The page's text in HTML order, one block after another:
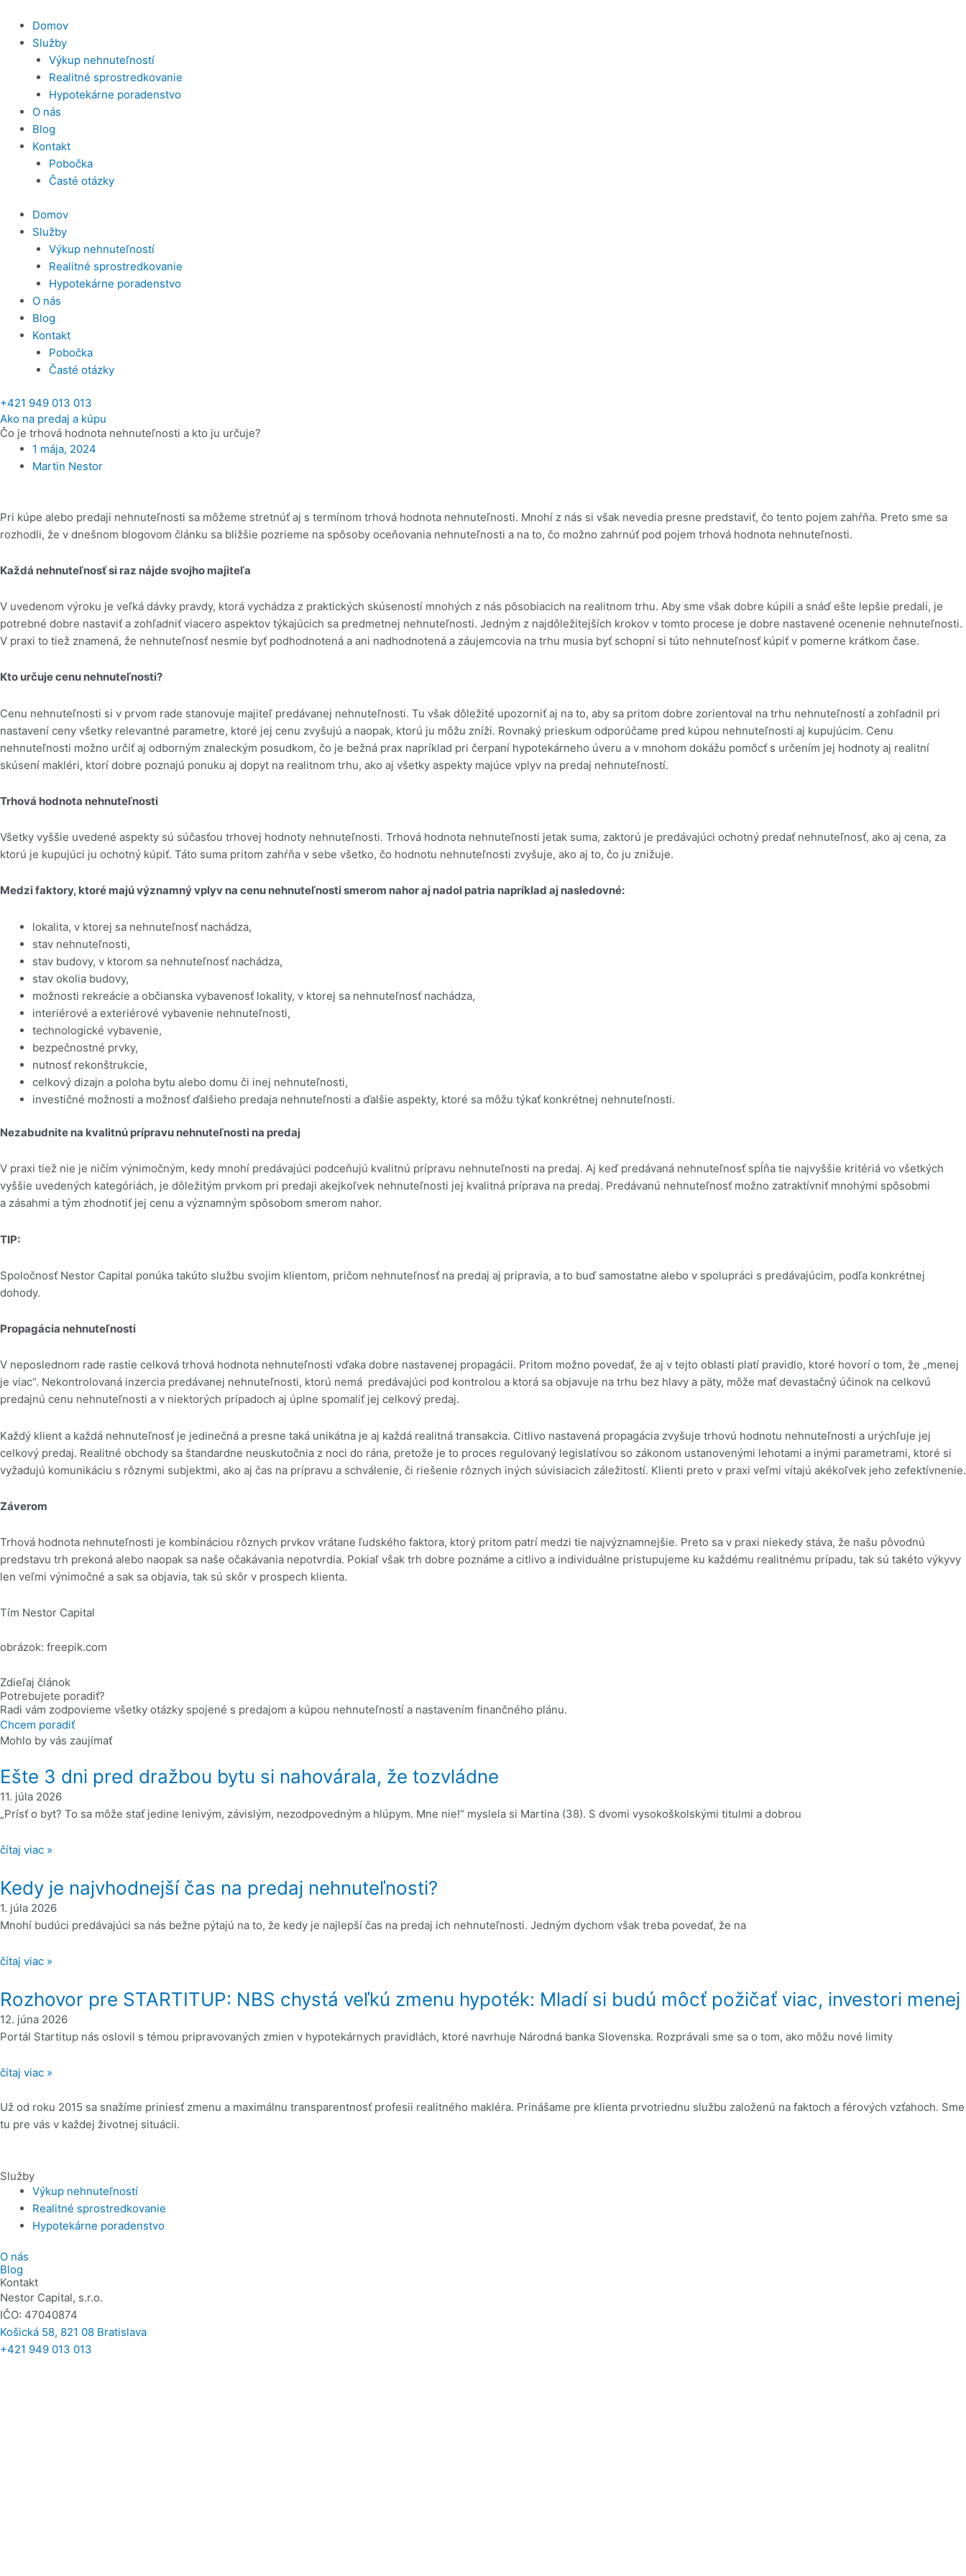
obsah
Domov
Služby
Výkup nehnuteľností
Realitné sprostredkovanie
Hypotekárne poradenstvo
O nás
Blog
Kontakt
Pobočka
Časté otázky
Domov
Služby
Výkup nehnuteľností
Realitné sprostredkovanie
Hypotekárne poradenstvo
O nás
Blog
Kontakt
Pobočka
Časté otázky
+421 949 013 013
Ako na predaj a kúpu
Čo je trhová hodnota nehnuteľnosti a kto ju určuje?
1 mája, 2024
Martin Nestor
Pri kúpe alebo predaji nehnuteľnosti sa môžeme stretnúť aj s termínom trhová hodnota nehnuteľnosti. Mnohí z nás si však nevedia presne predstaviť, čo tento pojem zahŕňa. Preto sme sa
rozhodli, že v dnešnom blogovom článku sa bližšie pozrieme na spôsoby oceňovania nehnuteľnosti a na to, čo možno zahrnúť pod pojem trhová hodnota nehnuteľnosti.
Každá nehnuteľnosť si raz nájde svojho majiteľa
V uvedenom výroku je veľká dávky pravdy, ktorá vychádza z praktických skúseností mnohých z nás pôsobiacich na realitnom trhu. Aby sme však dobre kúpili a snáď ešte lepšie predali, je
potrebné dobre nastaviť a zohľadniť viacero aspektov týkajúcich sa predmetnej nehnuteľnosti. Jedným z najdôležitejších krokov v tomto procese je dobre nastavené ocenenie nehnuteľnosti.
V praxi to tiež znamená, že nehnuteľnosť nesmie byť podhodnotená a ani nadhodnotená a záujemcovia na trhu musia byť schopní si túto nehnuteľnosť kúpiť v pomerne krátkom čase.
Kto určuje cenu nehnuteľnosti?
Cenu nehnuteľnosti si v prvom rade stanovuje majiteľ predávanej nehnuteľnosti. Tu však dôležité upozorniť aj na to, aby sa pritom dobre zorientoval na trhu nehnuteľností a zohľadnil pri
nastavení ceny všetky relevantné parametre, ktoré jej cenu zvyšujú a naopak, ktorú ju môžu zníži. Rovnaký prieskum odporúčame pred kúpou nehnuteľnosti aj kupujúcim. Cenu
nehnuteľnosti možno určiť aj odborným znaleckým posudkom, čo je bežná prax napríklad pri čerpaní hypotekárneho úveru a v mnohom dokážu pomôcť s určením jej hodnoty aj realitní
skúsení makléri, ktorí dobre poznajú ponuku aj dopyt na realitnom trhu, ako aj všetky aspekty majúce vplyv na predaj nehnuteľností.
Trhová hodnota nehnuteľnosti
Všetky vyššie uvedené aspekty sú súčasťou trhovej hodnoty nehnuteľnosti. Trhová hodnota nehnuteľnosti jetak suma, zaktorú je predávajúci ochotný predať nehnuteľnosť, ako aj cena, za
ktorú je kupujúci ju ochotný kúpiť. Táto suma pritom zahŕňa v sebe všetko, čo hodnotu nehnuteľnosti zvyšuje, ako aj to, čo ju znižuje.
Medzi faktory, ktoré majú významný vplyv na cenu nehnuteľnosti smerom nahor aj nadol patria napríklad aj nasledovné:
lokalita, v ktorej sa nehnuteľnosť nachádza,
stav nehnuteľnosti,
stav budovy, v ktorom sa nehnuteľnosť nachádza,
stav okolia budovy,
možnosti rekreácie a občianska vybavenosť lokality, v ktorej sa nehnuteľnosť nachádza,
interiérové a exteriérové vybavenie nehnuteľnosti,
technologické vybavenie,
bezpečnostné prvky,
nutnosť rekonštrukcie,
celkový dizajn a poloha bytu alebo domu či inej nehnuteľnosti,
investičné možnosti a možnosť ďalšieho predaja nehnuteľnosti a ďalšie aspekty, ktoré sa môžu týkať konkrétnej nehnuteľnosti.
Nezabudnite na kvalitnú prípravu nehnuteľnosti na predaj
V praxi tiež nie je ničím výnimočným, kedy mnohí predávajúci podceňujú kvalitnú prípravu nehnuteľnosti na predaj. Aj keď predávaná nehnuteľnosť spĺňa tie najvyššie kritériá vo všetkých
vyššie uvedených kategóriách, je dôležitým prvkom pri predaji akejkoľvek nehnuteľnosti jej kvalitná príprava na predaj. Predávanú nehnuteľnosť možno zatraktívniť mnohými spôsobmi
a zásahmi a tým zhodnotiť jej cenu a významným spôsobom smerom nahor.
TIP:
Spoločnosť Nestor Capital ponúka takúto službu svojim klientom, pričom nehnuteľnosť na predaj aj pripravia, a to buď samostatne alebo v spolupráci s predávajúcim, podľa konkrétnej
dohody.
Propagácia nehnuteľnosti
V neposlednom rade rastie celková trhová hodnota nehnuteľnosti vďaka dobre nastavenej propagácii. Pritom možno povedať, že aj v tejto oblasti platí pravidlo, ktoré hovorí o tom, že „menej
je viac“. Nekontrolovaná inzercia predávanej nehnuteľnosti, ktorú nemá predávajúci pod kontrolou a ktorá sa objavuje na trhu bez hlavy a päty, môže mať devastačný účinok na celkovú
predajnú cenu nehnuteľnosti a v niektorých prípadoch aj úplne spomaliť jej celkový predaj.
Každý klient a každá nehnuteľnosť je jedinečná a presne taká unikátna je aj každá realitná transakcia. Citlivo nastavená propagácia zvyšuje trhovú hodnotu nehnuteľnosti a urýchľuje jej
celkový predaj. Realitné obchody sa štandardne neuskutočnia z noci do rána, pretože je to proces regulovaný legislatívou so zákonom ustanovenými lehotami a inými parametrami, ktoré si
vyžadujú komunikáciu s rôznymi subjektmi, ako aj čas na prípravu a schválenie, či riešenie rôznych iných súvisiacich záležitostí. Klienti preto v praxi veľmi vítajú akékoľvek jeho zefektívnenie.
Záverom
Trhová hodnota nehnuteľnosti je kombináciou rôznych prvkov vrátane ľudského faktora, ktorý pritom patrí medzi tie najvýznamnejšie. Preto sa v praxi niekedy stáva, že našu pôvodnú
predstavu trh prekoná alebo naopak sa naše očakávania nepotvrdia. Pokiaľ však trh dobre poznáme a citlivo a individuálne pristupujeme ku každému realitnému prípadu, tak sú takéto výkyvy
len veľmi výnimočné a sak sa objavia, tak sú skôr v prospech klienta.
Tím Nestor Capital
obrázok: freepik.com
Zdieľaj článok
Potrebujete poradiť?
Radi vám zodpovieme všetky otázky spojené s predajom a kúpou nehnuteľností a nastavením finančného plánu.
Chcem poradiť
Mohlo by vás zaujímať
Ešte 3 dni pred dražbou bytu si nahovárala, že tozvládne
11. júla 2026
„Prísť o byt? To sa môže stať jedine lenivým, závislým, nezodpovedným a hlúpym. Mne nie!“ myslela si Martina (38). S dvomi vysokoškolskými titulmi a dobrou
čítaj viac »
Kedy je najvhodnejší čas na predaj nehnuteľnosti?
1. júla 2026
Mnohí budúci predávajúci sa nás bežne pýtajú na to, že kedy je najlepší čas na predaj ich nehnuteľnosti. Jedným dychom však treba povedať, že na
čítaj viac »
Rozhovor pre STARTITUP: NBS chystá veľkú zmenu hypoték: Mladí si budú môcť požičať viac, investori menej
12. júna 2026
Portál Startitup nás oslovil s témou pripravovaných zmien v hypotekárnych pravidlách, ktoré navrhuje Národná banka Slovenska. Rozprávali sme sa o tom, ako môžu nové limity
čítaj viac »
Už od roku 2015 sa snažíme priniesť zmenu a maximálnu transparentnosť profesii realitného makléra. Prinášame pre klienta prvotriednu službu založenú na faktoch a férových vzťahoch. Sme
tu pre vás v každej životnej situácii.
Služby
Výkup nehnuteľností
Realitné sprostredkovanie
Hypotekárne poradenstvo
O nás
Blog
Kontakt
Nestor Capital, s.r.o.
IČO: 47040874
Košická 58, 821 08 Bratislava​
+421 949 013 013